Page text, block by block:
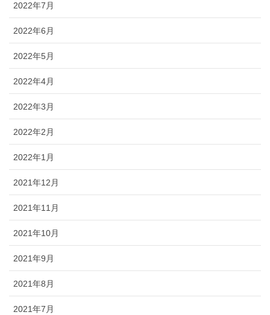
2022年7月
2022年6月
2022年5月
2022年4月
2022年3月
2022年2月
2022年1月
2021年12月
2021年11月
2021年10月
2021年9月
2021年8月
2021年7月